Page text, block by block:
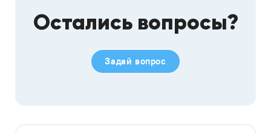
Остались вопросы?
Задай вопрос